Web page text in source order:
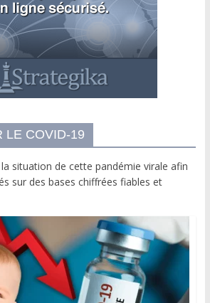
LE COVID-19
situation de cette pandémie virale afin
sur des bases chiffrées fiables et